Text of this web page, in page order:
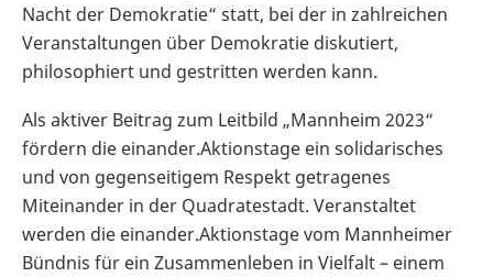
Nacht der Demokratie“ statt, bei der in zahlreichen
Veranstaltungen über Demokratie diskutiert,
philosophiert und gestritten werden kann.
Als aktiver Beitrag zum Leitbild „Mannheim 2023“
fördern die einander.Aktionstage ein solidarisches
und von gegenseitigem Respekt getragenes
Miteinander in der Quadratestadt. Veranstaltet
werden die einander.Aktionstage vom Mannheimer
Bündnis für ein Zusammenleben in Vielfalt – einem